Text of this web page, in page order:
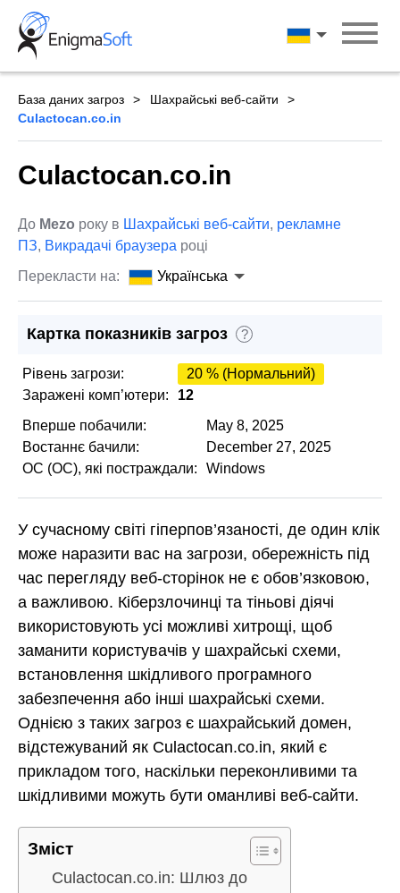
Skip
content
Українська
База даних загроз
Шахрайські веб-сайти
Culactocan.co.in
Culactocan.co.in
До Mezo року в Шахрайські веб-сайти, рекламне
ПЗ, Викрадачі браузера році
Перекласти на:
Українська
Картка показників загроз ?
Рівень загрози:
20 % (Нормальний)
Заражені комп’ютери:
12
Вперше побачили:
May 8, 2025
Востаннє бачили:
December 27, 2025
ОС (ОС), які постраждали:
Windows
У сучасному світі гіперпов’язаності, де один клік
може наразити вас на загрози, обережність під
час перегляду веб-сторінок не є обов’язковою,
а важливою. Кіберзлочинці та тіньові діячі
використовують усі можливі хитрощі, щоб
заманити користувачів у шахрайські схеми,
встановлення шкідливого програмного
забезпечення або інші шахрайські схеми.
Однією з таких загроз є шахрайський домен,
відстежуваний як Culactocan.co.in, який є
прикладом того, наскільки переконливими та
шкідливими можуть бути оманливі веб-сайти.
Зміст
Culactocan.co.in: Шлюз до